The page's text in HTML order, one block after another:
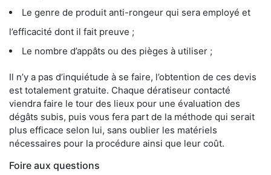
Le genre de produit anti-rongeur qui sera employé et
l’efficacité dont il fait preuve ;
Le nombre d’appâts ou des pièges à utiliser ;
Il n’y a pas d’inquiétude à se faire, l’obtention de ces devis
est totalement gratuite. Chaque dératiseur contacté
viendra faire le tour des lieux pour une évaluation des
dégâts subis, puis vous fera part de la méthode qui serait
plus efficace selon lui, sans oublier les matériels
nécessaires pour la procédure ainsi que leur coût.
Foire aux questions